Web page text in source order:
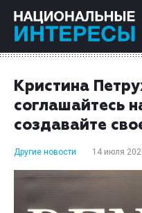
Кристина
соглашайтесь
создавайте
Другие новости 14 июля